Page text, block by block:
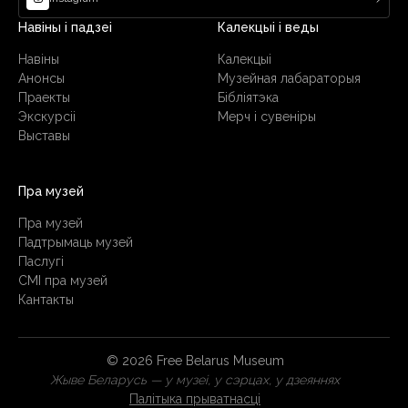
Навіны і падзеі
Навіны
Анонсы
Праекты
Экскурсіі
Выставы
Калекцыі і веды
Калекцыі
Музейная лабараторыя
Бібліятэка
Мерч і сувеніры
Пра музей
Пра музей
Падтрымаць музей
Паслугi
СМІ пра музей
Кантакты
© 2026 Free Belarus Museum
Жыве Беларусь — у музеі, у сэрцах, у дзеяннях
Палітыка прыватнасці